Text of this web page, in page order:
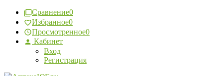
Сравнение0
Избранное0
Просмотренное0
Кабинет
Вход
Регистрация